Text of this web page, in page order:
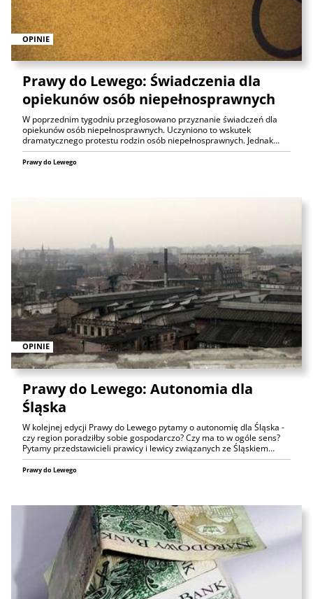
OPINIE
Prawy do Lewego: Świadczenia dla
opiekunów osób niepełnosprawnych
W poprzednim tygodniu przegłosowano przyznanie świadczeń dla
opiekunów osób niepełnosprawnych. Uczyniono to wskutek
dramatycznego protestu rodzin osób niepełnosprawnych. Jednak…
Prawy do Lewego
OPINIE
Prawy do Lewego: Autonomia dla
Śląska
W kolejnej edycji Prawy do Lewego pytamy o autonomię dla Śląska -
czy region poradziłby sobie gospodarczo? Czy ma to w ogóle sens?
Pytamy przedstawicieli prawicy i lewicy związanych ze Śląskiem…
Prawy do Lewego